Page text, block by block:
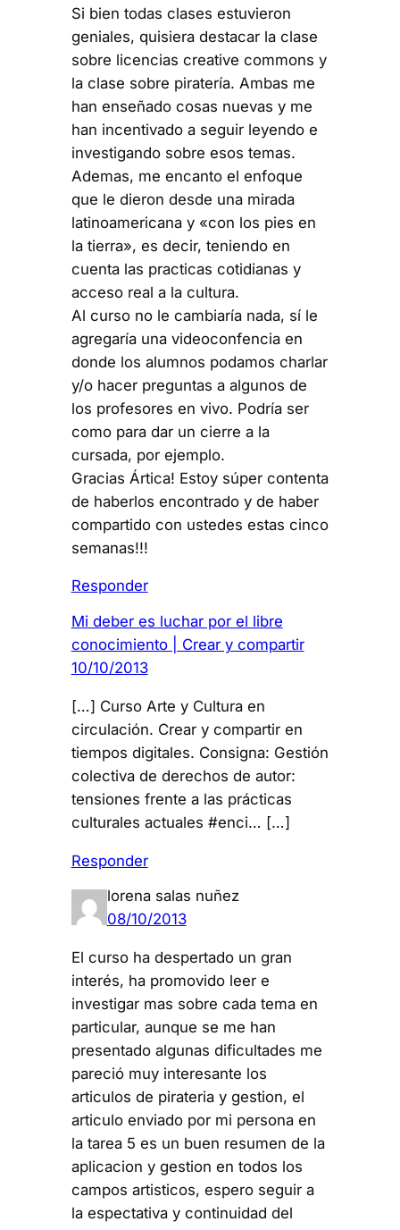
Si bien todas clases estuvieron
geniales, quisiera destacar la clase
sobre licencias creative commons y
la clase sobre piratería. Ambas me
han enseñado cosas nuevas y me
han incentivado a seguir leyendo e
investigando sobre esos temas.
Ademas, me encanto el enfoque
que le dieron desde una mirada
latinoamericana y «con los pies en
la tierra», es decir, teniendo en
cuenta las practicas cotidianas y
acceso real a la cultura.
Al curso no le cambiaría nada, sí le
agregaría una videoconfencia en
donde los alumnos podamos charlar
y/o hacer preguntas a algunos de
los profesores en vivo. Podría ser
como para dar un cierre a la
cursada, por ejemplo.
Gracias Ártica! Estoy súper contenta
de haberlos encontrado y de haber
compartido con ustedes estas cinco
semanas!!!
Responder
Mi deber es luchar por el libre
conocimiento | Crear y compartir
10/10/2013
[…] Curso Arte y Cultura en
circulación. Crear y compartir en
tiempos digitales. Consigna: Gestión
colectiva de derechos de autor:
tensiones frente a las prácticas
culturales actuales #enci… […]
Responder
lorena salas nuñez
08/10/2013
El curso ha despertado un gran
interés, ha promovido leer e
investigar mas sobre cada tema en
particular, aunque se me han
presentado algunas dificultades me
pareció muy interesante los
articulos de pirateria y gestion, el
articulo enviado por mi persona en
la tarea 5 es un buen resumen de la
aplicacion y gestion en todos los
campos artisticos, espero seguir a
la espectativa y continuidad del